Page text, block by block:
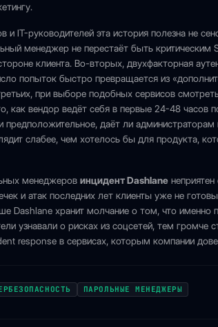
и IT-руководителей эта история полезна не
менеджер не перестаёт быть критическим
клиента. Во-вторых, двухфакторная
попыток быстро превращается из
при выборе подобных сервисов
как вендор ведёт себя в первые 24-48 часов
предположительное, даёт ли администраторам
слабее, чем хотелось бы для продукта,
менеджеров инцидент Dashlane
и атак последних лет клиенты уже не
Dashlane хранит молчание о том, что
узнавали о рисках из соцсетей, тем громче
response в сервисах, которым компании
ПАРОЛЬНЫЕ МЕНЕДЖЕРЫ